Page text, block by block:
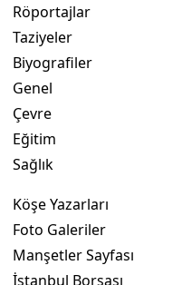
Röportajlar
Taziyeler
Biyografiler
Genel
Çevre
Eğitim
Sağlık
Köşe Yazarları
Foto Galeriler
Manşetler Sayfası
İstanbul Borsası